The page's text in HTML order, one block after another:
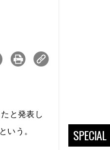
と発表し
いう。
SPECIAL